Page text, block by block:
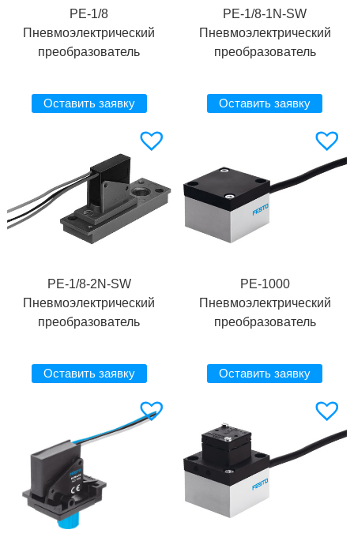
PE-1/8
Пневмоэлектрический
преобразователь
Оставить заявку
PE-1/8-1N-SW
Пневмоэлектрический
преобразователь
Оставить заявку
PE-1/8-2N-SW
Пневмоэлектрический
преобразователь
Оставить заявку
PE-1000
Пневмоэлектрический
преобразователь
Оставить заявку